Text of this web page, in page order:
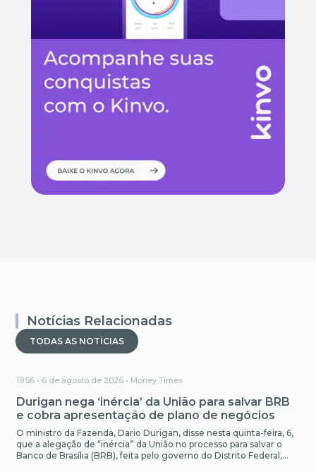
Notícias Relacionadas
TODAS AS NOTÍCIAS
19:56 • 6 de agosto de 2026 • Money Times
Durigan nega ‘inércia’ da União para salvar BRB
e cobra apresentação de plano de negócios
O ministro da Fazenda, Dario Durigan, disse nesta quinta-feira, 6,
que a alegação de “inércia” da União no processo para salvar o
Banco de Brasília (BRB), feita pelo governo do Distrito Federal,